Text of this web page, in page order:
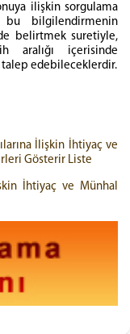
ilişkin sorgulama
bu bilgilendirmenin
belirtmek suretiyle,
aralığı içerisinde
talep edebileceklerdir.
İlişkin İhtiyaç ve
Gösterir Liste
İhtiyaç ve Münhal